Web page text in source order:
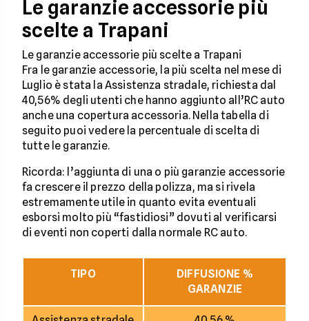
Le garanzie accessorie più
scelte a Trapani
Le garanzie accessorie più scelte a Trapani
Fra le garanzie accessorie, la più scelta nel mese di
Luglio è stata la Assistenza stradale, richiesta dal
40,56% degli utenti che hanno aggiunto all’RC auto
anche una copertura accessoria. Nella tabella di
seguito puoi vedere la percentuale di scelta di
tutte le garanzie.
Ricorda: l’aggiunta di una o più garanzie accessorie
fa crescere il prezzo della polizza, ma si rivela
estremamente utile in quanto evita eventuali
esborsi molto più “fastidiosi” dovuti al verificarsi
di eventi non coperti dalla normale RC auto.
TIPO
DIFFUSIONE %
GARANZIE